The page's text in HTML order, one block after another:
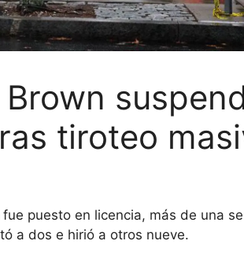
tiroteo
puesto en licencia, más de una
a dos e hirió a otros nueve.